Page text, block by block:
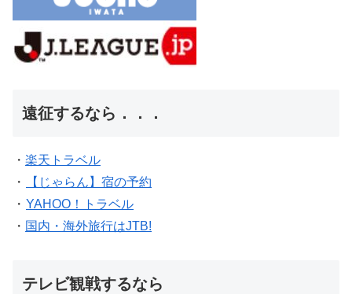
遠征するなら．．．
・ 楽天トラベル
・
【じゃらん】宿の予約
・ YAHOO！トラベル
・ 国内・海外旅行はJTB!
テレビ観戦するなら